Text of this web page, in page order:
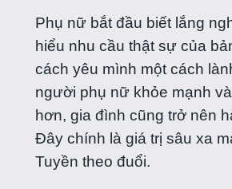
Phụ nữ bắt đầu biết lắng
hiểu nhu cầu thật sự của
cách yêu mình một cách
người phụ nữ khỏe mạnh
hơn, gia đình cũng trở nên
Đây chính là giá trị sâu xa
Tuyền theo đuổi.